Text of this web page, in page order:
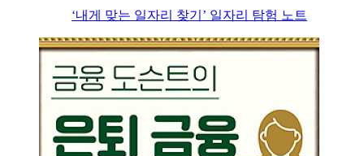
‘내게 맞는 일자리 찾기’ 일자리 탐험 노트